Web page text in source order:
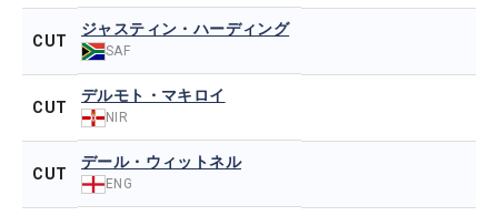
CUT
ジャスティン・ハーディング
SAF
CUT
デルモト・マキロイ
NIR
CUT
デール・ウィットネル
ENG